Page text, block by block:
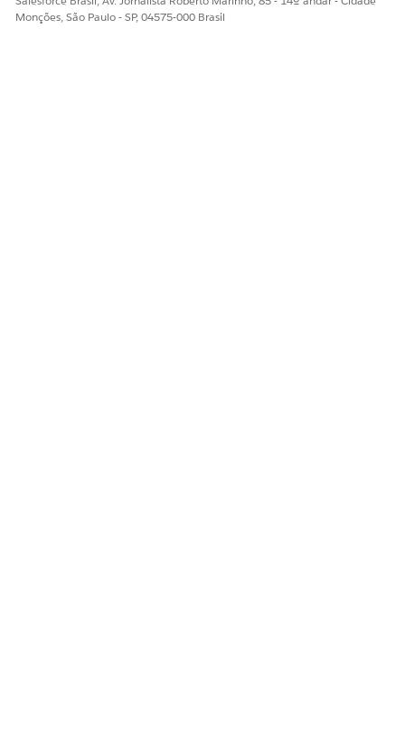
Monções, São Paulo - SP, 04575-000 Brasil